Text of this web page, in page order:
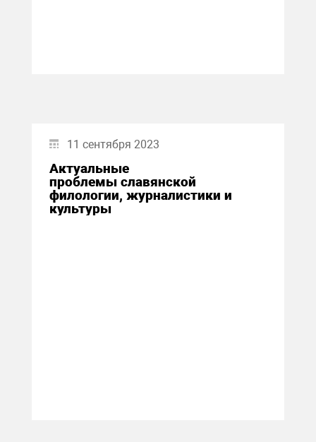
11 сентября 2023
Актуальные
проблемы славянской
филологии, журналистики и
культуры